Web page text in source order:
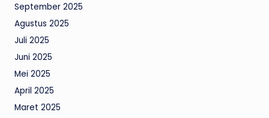
September 2025
Agustus 2025
Juli 2025
Juni 2025
Mei 2025
April 2025
Maret 2025